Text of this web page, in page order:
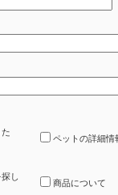
ペットの詳細情
し
商品について